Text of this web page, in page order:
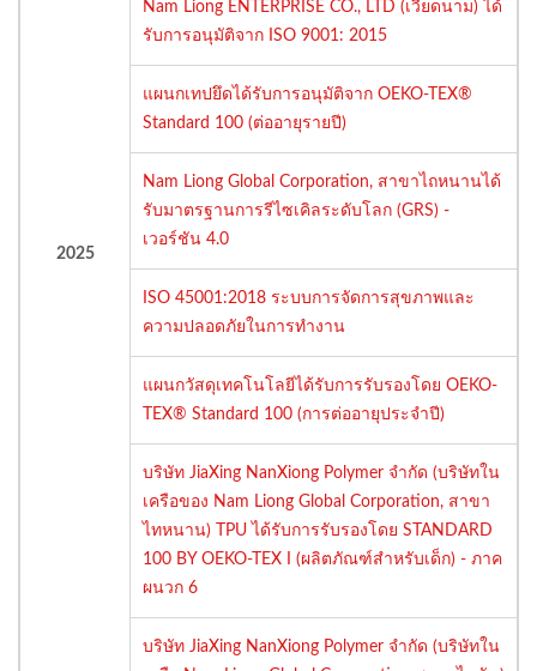
2025
Nam Liong ENTERPRISE CO., LTD (เวียดนาม) ได้
รับการอนุมัติจาก ISO 9001: 2015
แผนกเทปยึดได้รับการอนุมัติจาก OEKO-TEX®
Standard 100 (ต่ออายุรายปี)
Nam Liong Global Corporation, สาขาไถหนานได้
รับมาตรฐานการรีไซเคิลระดับโลก (GRS) -
เวอร์ชัน 4.0
ISO 45001:2018 ระบบการจัดการสุขภาพและ
ความปลอดภัยในการทำงาน
แผนกวัสดุเทคโนโลยีได้รับการรับรองโดย OEKO-
TEX® Standard 100 (การต่ออายุประจำปี)
บริษัท JiaXing NanXiong Polymer จำกัด (บริษัทใน
เครือของ Nam Liong Global Corporation, สาขา
ไทหนาน) TPU ได้รับการรับรองโดย STANDARD
100 BY OEKO-TEX I (ผลิตภัณฑ์สำหรับเด็ก) - ภาค
ผนวก 6
บริษัท JiaXing NanXiong Polymer จำกัด (บริษัทใน